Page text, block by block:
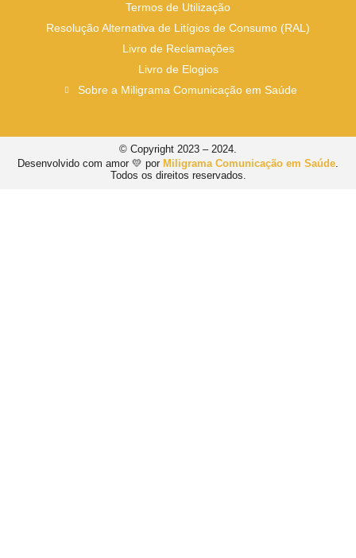
Termos de Utilização
Resolução Alternativa de Litígios de Consumo (RAL)
Livro de Reclamações
Livro de Elogios
Sobre a Miligrama Comunicação em Saúde
© Copyright 2023 – 2024.
Desenvolvido com amor 💛 por Miligrama Comunicação em Saúde
Todos os direitos reservados.